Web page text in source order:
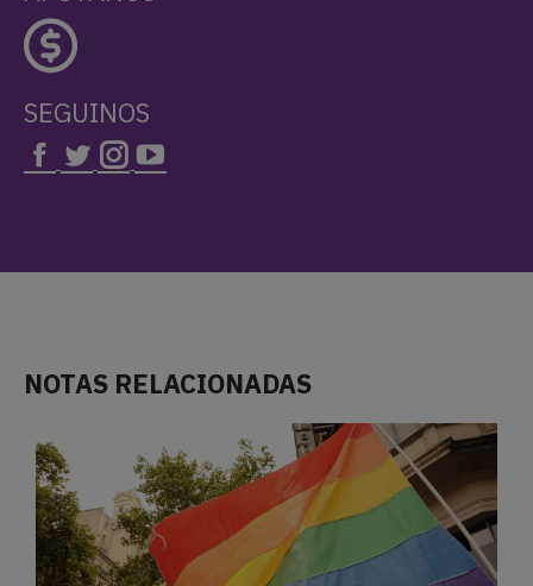
SEGUINOS
NOTAS RELACIONADAS